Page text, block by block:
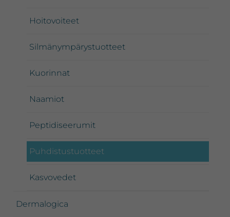
Hoitovoiteet
Silmänympärystuotteet
Kuorinnat
Naamiot
Peptidiseerumit
Puhdistustuotteet
Kasvovedet
Dermalogica